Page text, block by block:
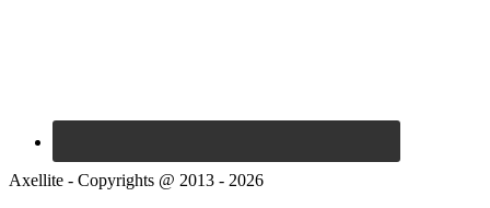
Axellite - Copyrights @ 2013 - 2026